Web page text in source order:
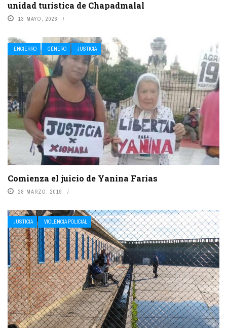
unidad turística de Chapadmalal
13 MAYO, 2026
ENCIERRO GÉNERO JUSTICIA
Comienza el juicio de Yanina Farías
28 MARZO, 2019
JUSTICIA VIOLENCIA POLICIAL